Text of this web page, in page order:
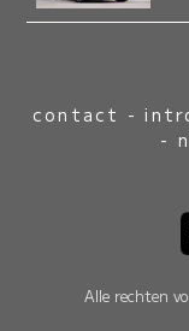
contact -
-
Alle rechten